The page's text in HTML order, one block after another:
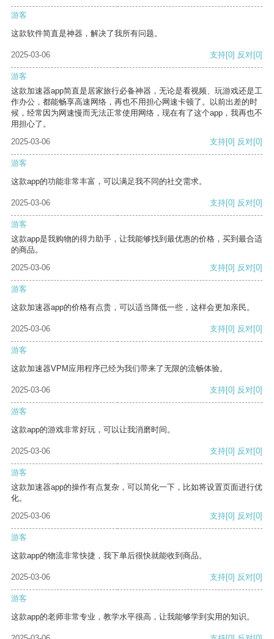
游客
这款软件简直是神器，解决了我所有问题。
2025-03-06 支持[0] 反对[0]
游客
这款加速器app简直是居家旅行必备神器，无论是看视频、玩游戏还是工
作办公，都能畅享高速网络，再也不用担心网速卡顿了。以前出差的时
候，经常因为网速慢而无法正常使用网络，现在有了这个app，我再也不
用担心了。
2025-03-06
支持[0] 反对[0]
游客
这款app的功能非常丰富，可以满足我不同的社交需求。
2025-03-06 支持[0] 反对[0]
游客
这款app是我购物的得力助手，让我能够找到最优惠的价格，买到最合适
的商品。
2025-03-06
支持[0] 反对[0]
游客
这款加速器app的价格有点贵，可以适当降低一些，这样会更加亲民。
2025-03-06 支持[0] 反对[0]
游客
这款加速器VPM应用程序已经为我们带来了无限的流畅体验。
2025-03-06 支持[0] 反对[0]
游客
这款app的游戏非常好玩，可以让我消磨时间。
2025-03-06 支持[0] 反对[0]
游客
这款加速器app的操作有点复杂，可以简化一下，比如将设置页面进行优
化。
2025-03-06
支持[0] 反对[0]
游客
这款app的物流非常快捷，我下单后很快就能收到商品。
2025-03-06 支持[0] 反对[0]
游客
这款app的老师非常专业，教学水平很高，让我能够学到实用的知识。